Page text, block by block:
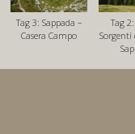
Tag 3: Sappada –
Casera Campo
Tag
Sorgenti